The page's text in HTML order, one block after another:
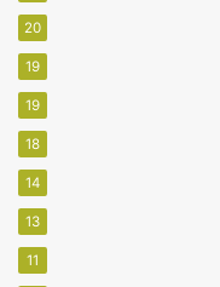
20
19
19
18
14
13
11